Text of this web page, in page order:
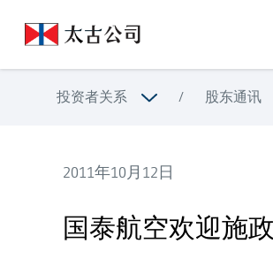
投资者关系 / 股东通讯
2011年10月12日
国泰航空欢迎施